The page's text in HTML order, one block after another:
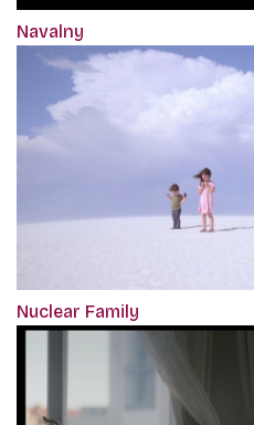
Navalny
Nuclear Family